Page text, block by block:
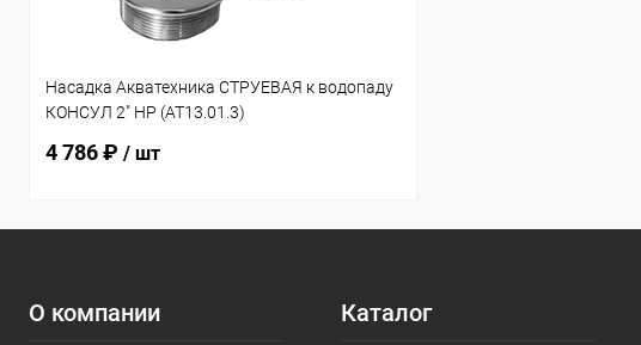
Насадка Акватехника СТРУЕВАЯ к водопаду
КОНСУЛ 2" НР (AT13.01.3)
4 786 ₽ / шт
О компании Каталог